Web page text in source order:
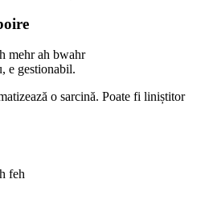
mehr ah bwahr
e gestionabil.
o sarcină. Poate fi liniștitor
feh